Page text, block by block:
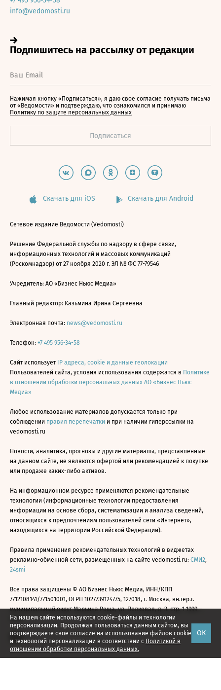
На нашем сайте используются cookie-файлы и технологии
персонализации. Продолжая пользоваться данным сайтом, вы
подтверждаете свое согласие на использование файлов cookie
и технологий персонализации в соответствии с Политикой в
отношении обработки персональных данных.
ОК
info@vedomosti.ru
Нажимая кнопку «Подписаться», я даю свое согласие получать письма
от «Ведомости» и подтверждаю, что ознакомился и принимаю
Политику по защите персональных данных
Скачать для iOS Скачать для Android
Сетевое издание Ведомости (Vedomosti)
Решение Федеральной службы по надзору в сфере связи,
информационных технологий и массовых коммуникаций
(Роскомнадзор) от 27 ноября 2020 г. ЭЛ № ФС 77-79546
Учредитель: АО «Бизнес Ньюс Медиа»
Главный редактор: Казьмина Ирина Сергеевна
Электронная почта: news@vedomosti.ru
Телефон: +7 495 956-34-58
Сайт использует IP адреса, cookie и данные геолокации
Пользователей сайта, условия использования содержатся в Политике
в отношении обработки персональных данных АО «Бизнес Ньюс
Медиа»
Любое использование материалов допускается только при
соблюдении правил перепечатки и при наличии гиперссылки на
vedomosti.ru
Новости, аналитика, прогнозы и другие материалы, представленные
на данном сайте, не являются офертой или рекомендацией к покупке
или продаже каких-либо активов.
На информационном ресурсе применяются рекомендательные
технологии (информационные технологии предоставления
информации на основе сбора, систематизации и анализа сведений,
относящихся к предпочтениям пользователей сети «Интернет»,
находящихся на территории Российской Федерации).
Правила применения рекомендательных технологий в виджетах
рекламно-обменной сети, размещенных на сайте vedomosti.ru: СМИ2,
24smi
Все права защищены © АО Бизнес Ньюс Медиа, ИНН/КПП
7712108141/771501001, ОГРН 1027739124775, 127018, г. Москва, вн.тер.г.
муниципальный округ Марьина Роща, ул. Полковая, д. 3, стр. 1 1999—
2026